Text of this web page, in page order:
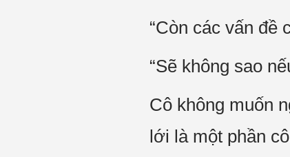
“Còn các vấn đề
“Sẽ không sao
Cô không muốn
lới là một phần